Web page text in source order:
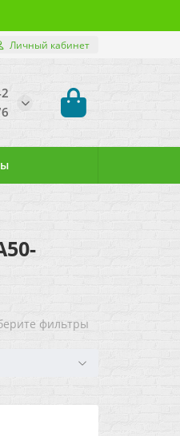
Личный кабинет
фильтры